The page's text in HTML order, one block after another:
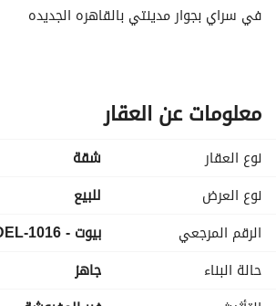
في سراي بجوار مدينتي بالقاهره الجديده
سعر الكاش بعد الخصم: 2,000,000
بالقتسيط علي 12 سنه
بمقدم 400 الف
للتواصل فون + واتساب :
عرض معلومات الاتصال
_________________________________
معلومات عن العقار
نوع العقار
شقة
نوع العرض
للبيع
الرقم المرجعي
بيوت - 1016-KIiDEL
حالة البناء
جاهز